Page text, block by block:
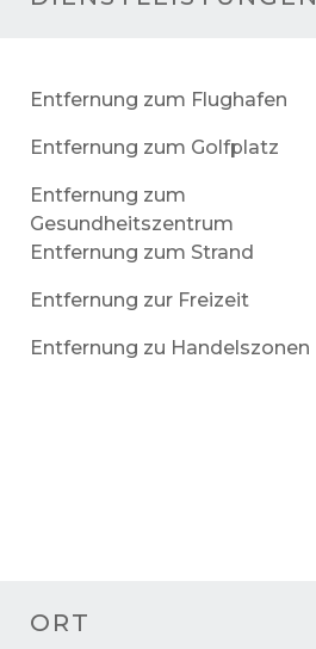
Entfernung zum Flughafen
Entfernung zum Golfplatz
Entfernung zum
Gesundheitszentrum
Entfernung zum Strand
Entfernung zur Freizeit
Entfernung zu Handelszonen
ORT